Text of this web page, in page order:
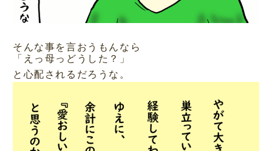
そんな事を言おうもんなら
「えっ母っどうした？」
と心配されるだろうな。